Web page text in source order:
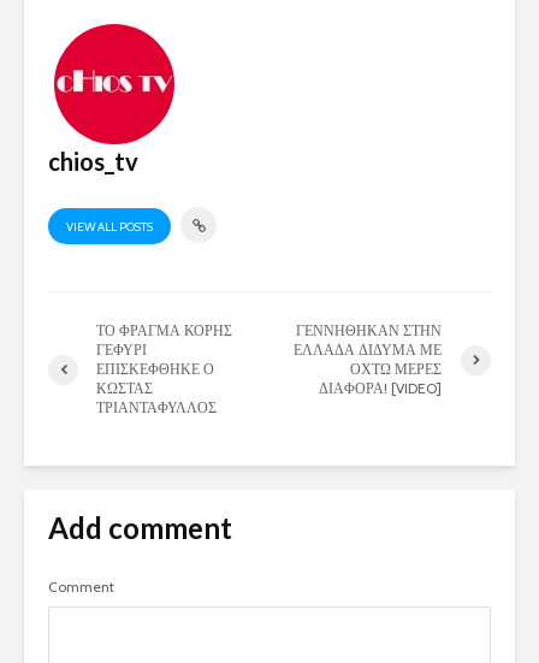
chios_tv
VIEW ALL POSTS
ΤΟ ΦΡΑΓΜΑ ΚΟΡΗΣ
ΓΕΦΥΡΙ
ΕΠΙΣΚΕΦΘΗΚΕ Ο
ΚΩΣΤΑΣ
ΤΡΙΑΝΤΑΦΥΛΛΟΣ
ΓΕΝΝΗΘΗΚΑΝ ΣΤΗΝ
ΕΛΛΑΔΑ ΔΙΔΥΜΑ ΜΕ
ΟΧΤΩ ΜΕΡΕΣ
ΔΙΑΦΟΡΑ! [VIDEO]
Add comment
Comment